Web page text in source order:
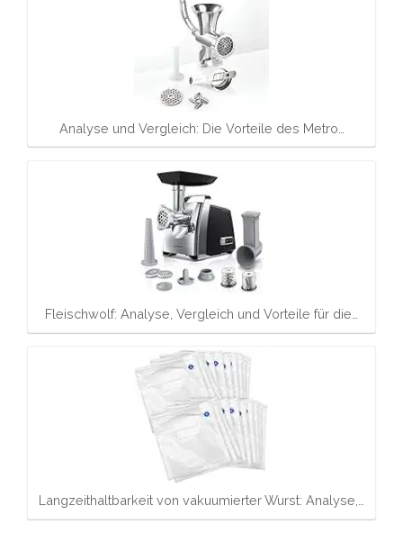
Analyse und Vergleich: Die Vorteile des Metro…
Fleischwolf: Analyse, Vergleich und Vorteile für die…
Langzeithaltbarkeit von vakuumierter Wurst: Analyse,…